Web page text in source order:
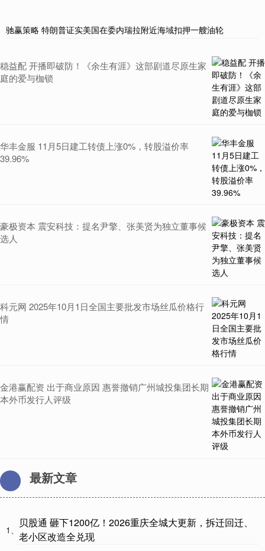
驰赢策略 特朗普证实美国在委内瑞拉附近海域扣押一艘油轮
稳益配 开播即破防！《余生有涯》这部剧道尽原生家
庭的爱与枷锁
华丰金服 11月5日建工转债上涨0%，转股溢价率
39.96%
豪极资本 震安科技：提名尹擎、张美贤为独立董事候
选人
科元网 2025年10月1日全国主要批发市场丝瓜价格行
情
金港赢配资 出于商业原因 惠誉撤销广州城投集团长期
本外币发行人评级
最新文章
1、
贝股通 砸下1200亿！2026重庆全城大更新，拆迁回迁、
老小区改造全兑现